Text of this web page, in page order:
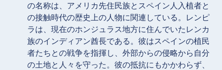
の名称は、アメリカ先住民族とスペイン人入植者と
の接触時代の歴史上の人物に関連している。レンピ
ラは、現在のホンジュラス地方に住んでいたレンカ
族のインディアン酋長である。彼はスペインの植民
者たちとの戦争を指揮し、外部からの侵略から自分
の土地と人々を守った。彼の抵抗にもかかわらず、